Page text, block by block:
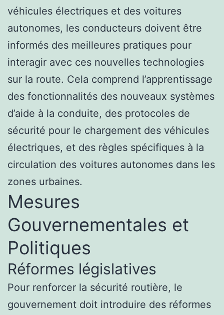
véhicules électriques et des voitures
autonomes, les conducteurs doivent être
informés des meilleures pratiques pour
interagir avec ces nouvelles technologies
sur la route. Cela comprend l’apprentissage
des fonctionnalités des nouveaux systèmes
d’aide à la conduite, des protocoles de
sécurité pour le chargement des véhicules
électriques, et des règles spécifiques à la
circulation des voitures autonomes dans les
zones urbaines.
Mesures
Gouvernementales et
Politiques
Réformes législatives
Pour renforcer la sécurité routière, le
gouvernement doit introduire des réformes